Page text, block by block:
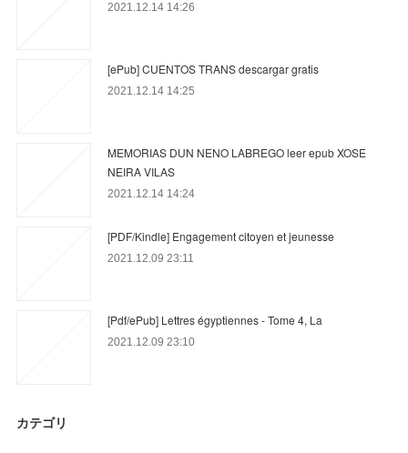
2021.12.14 14:26
[ePub] CUENTOS TRANS descargar gratis
2021.12.14 14:25
MEMORIAS DUN NENO LABREGO leer epub XOSE
NEIRA VILAS
2021.12.14 14:24
[PDF/Kindle] Engagement citoyen et jeunesse
2021.12.09 23:11
[Pdf/ePub] Lettres égyptiennes - Tome 4, La
2021.12.09 23:10
カテゴリ